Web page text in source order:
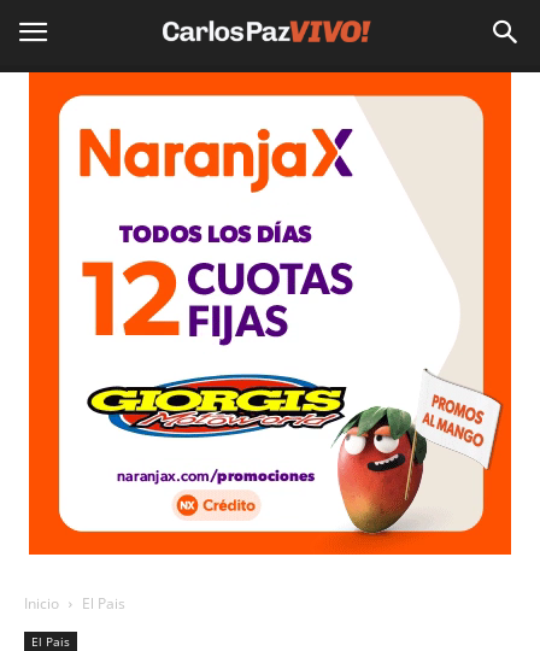
Inicio El Pais
El Pais